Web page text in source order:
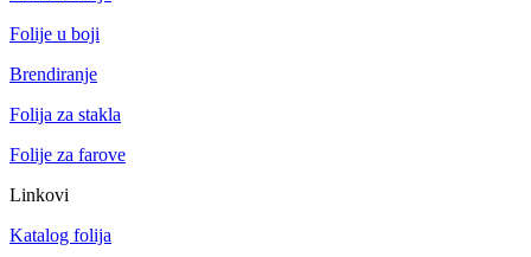
Folije u boji
Brendiranje
Folija za stakla
Folije za farove
Linkovi
Katalog folija